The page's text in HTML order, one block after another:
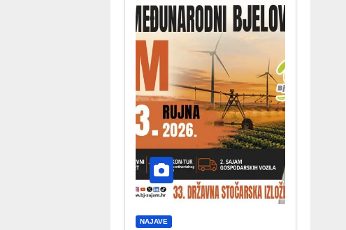
NAJAVE